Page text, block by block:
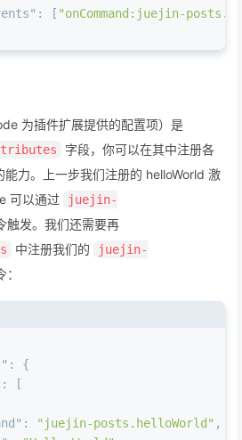
: [ "onCommand:juejin-
为插件扩展提供的配置项）是
字段，你可以在其中注册各
力。上一步我们注册的 helloWorld 激
可以通过
juejin-
触发。我们还需要再
中注册我们的
juejin-
:
{
:
[
: "juejin-posts.helloWorld" ,